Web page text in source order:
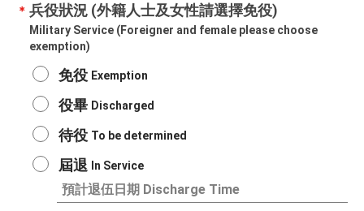
＊ 兵役狀況 (外籍人士及女性請選擇免役)
Military Service (Foreigner and female please choose
exemption)
免役 Exemption
役畢 Discharged​
待役 To be determined
屆退 In Service